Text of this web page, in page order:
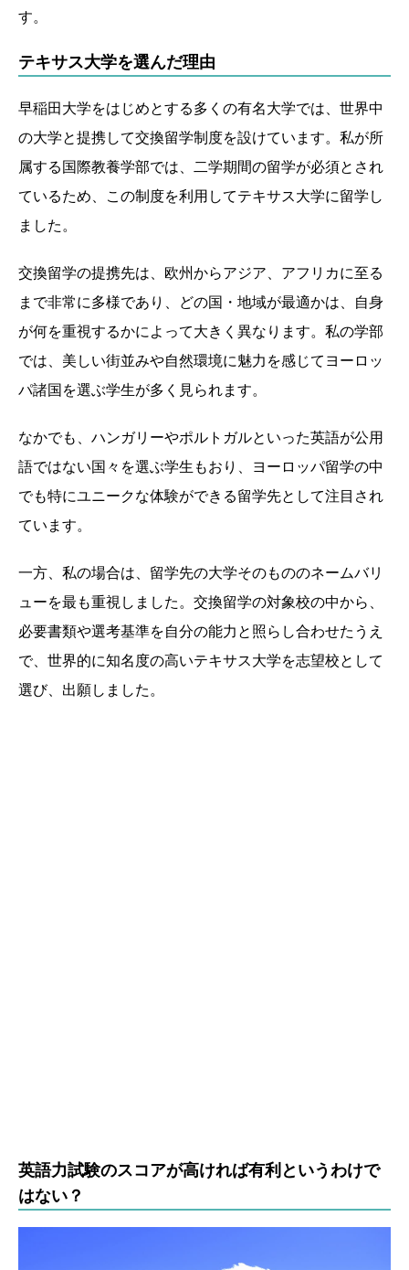
す。
テキサス大学を選んだ理由
早稲田大学をはじめとする多くの有名大学では、世界中
の大学と提携して交換留学制度を設けています。私が所
属する国際教養学部では、二学期間の留学が必須とされ
ているため、この制度を利用してテキサス大学に留学し
ました。
交換留学の提携先は、欧州からアジア、アフリカに至る
まで非常に多様であり、どの国・地域が最適かは、自身
が何を重視するかによって大きく異なります。私の学部
では、美しい街並みや自然環境に魅力を感じてヨーロッ
パ諸国を選ぶ学生が多く見られます。
なかでも、ハンガリーやポルトガルといった英語が公用
語ではない国々を選ぶ学生もおり、ヨーロッパ留学の中
でも特にユニークな体験ができる留学先として注目され
ています。
一方、私の場合は、留学先の大学そのもののネームバリ
ューを最も重視しました。交換留学の対象校の中から、
必要書類や選考基準を自分の能力と照らし合わせたうえ
で、世界的に知名度の高いテキサス大学を志望校として
選び、出願しました。
英語力試験のスコアが高ければ有利というわけで
はない？